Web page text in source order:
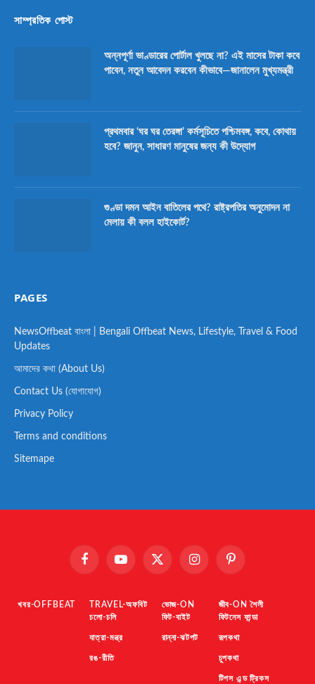
সাম্প্রতিক পোস্ট
অন্নপূর্ণা ভাণ্ডারের পোর্টাল খুলছে না? এই মাসের টাকা কবে
পাবেন, নতুন আবেদন করবেন কীভাবে—জানালেন মুখ্যমন্ত্রী
প্রথমবার ‘ঘর ঘর তেরঙ্গা’ কর্মসূচিতে পশ্চিমবঙ্গ, কবে, কোথায়
হবে? জানুন, সাধারণ মানুষের জন্য কী উদ্যোগ
গুণ্ডা দমন আইন বাতিলের পথে? রাষ্ট্রপতির অনুমোদন না
মেলায় কী বলল হাইকোর্ট?
PAGES
NewsOffbeat বাংলা | Bengali Offbeat News, Lifestyle, Travel & Food
Updates
আমাদের কথা (About Us)
Contact Us (যোগাযোগ)
Privacy Policy
Terms and conditions
Sitemape
FacebookYouTube X
InstagramPinterest
খবর-OFFBEAT
TRAVEL-অফবিট
চলো-চলি
যাত্রা-মন্ত্র
রঙ-রীতি
ভোজ-ON
ফিট-বাইট
রান্না-ঝটপট
জীব-ON শৈলী
ফিটনেস ফান্ডা
রূপকথা
চুপকথা
টিপস এন্ড ট্রিকস